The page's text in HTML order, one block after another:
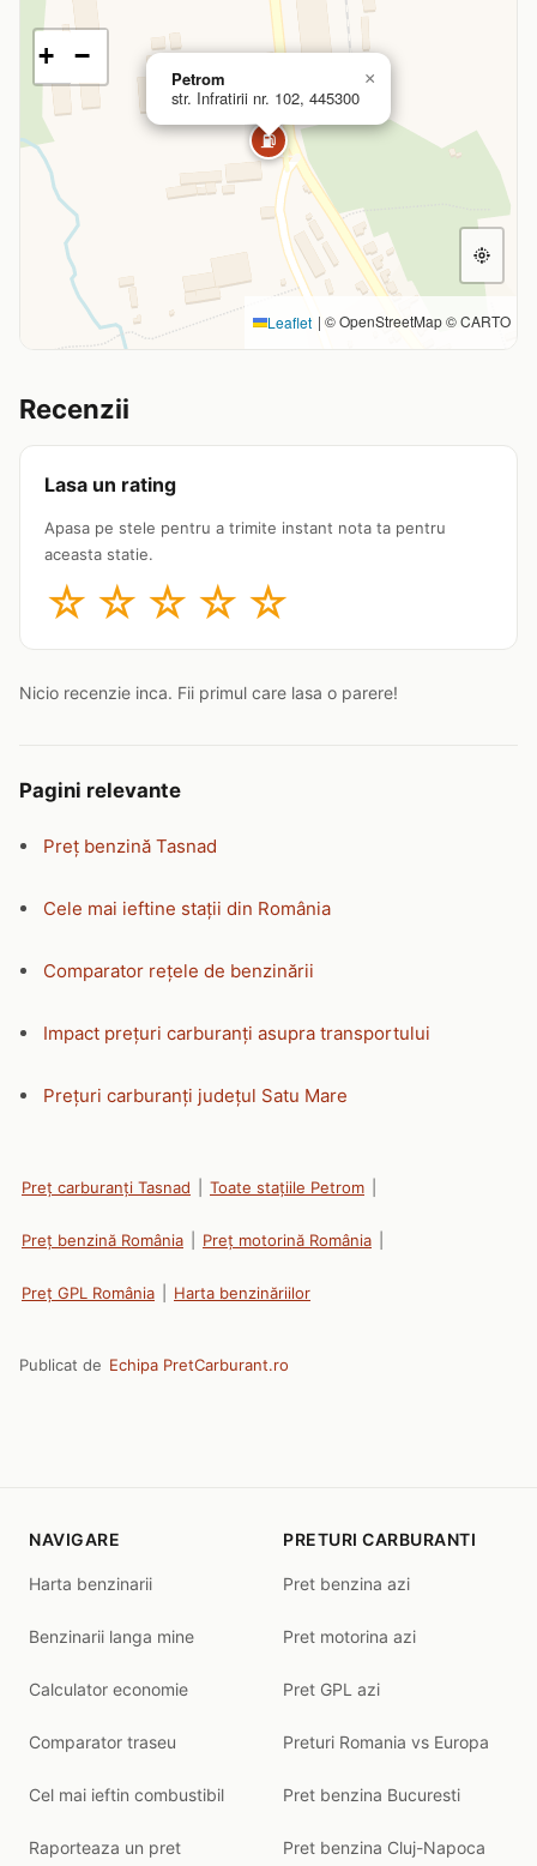
⛽
Petrom
str. Infratirii nr. 102, 445300
×
+ −
Leaflet | © OpenStreetMap © CARTO
Recenzii
Lasa un rating
Apasa pe stele pentru a trimite instant nota ta pentru
aceasta statie.
☆ ☆ ☆ ☆ ☆
Nicio recenzie inca. Fii primul care lasa o parere!
Pagini relevante
Preț benzină Tasnad
Cele mai ieftine stații din România
Comparator rețele de benzinării
Impact prețuri carburanți asupra transportului
Prețuri carburanți județul Satu Mare
Preț carburanți Tasnad Toate stațiile Petrom
Preț benzină România Preț motorină România
Preț GPL România Harta benzinăriilor
Publicat de Echipa PretCarburant.ro
NAVIGARE
Harta benzinarii
Benzinarii langa mine
Calculator economie
Comparator traseu
Cel mai ieftin combustibil
Raporteaza un pret
PRETURI CARBURANTI
Pret benzina azi
Pret motorina azi
Pret GPL azi
Preturi Romania vs Europa
Pret benzina Bucuresti
Pret benzina Cluj-Napoca